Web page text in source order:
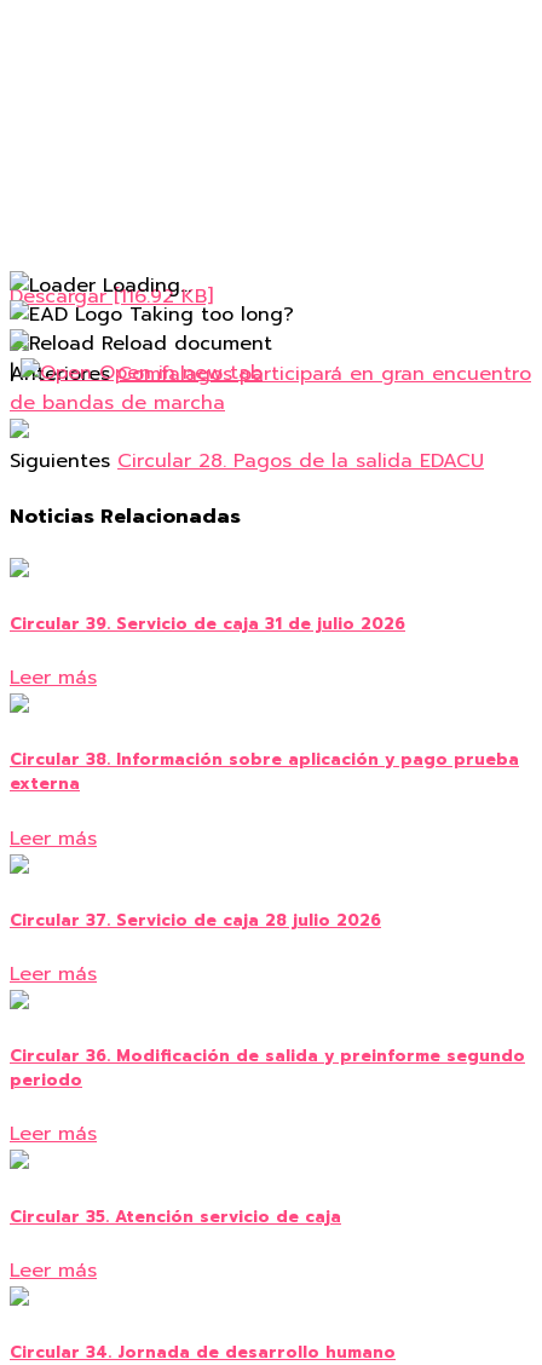
Loading...
Taking too long?
Reload document
|
Open in new tab
Descargar [116.92 KB]
Anteriores Comfalagos participará en gran encuentro
de bandas de marcha
Siguientes Circular 28. Pagos de la salida EDACU
Noticias Relacionadas
Circular 39. Servicio de caja 31 de julio 2026
Leer más
Circular 38. Información sobre aplicación y pago prueba
externa
Leer más
Circular 37. Servicio de caja 28 julio 2026
Leer más
Circular 36. Modificación de salida y preinforme segundo
periodo
Leer más
Circular 35. Atención servicio de caja
Leer más
Circular 34. Jornada de desarrollo humano